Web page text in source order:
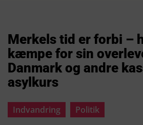
Merkels tid er forbi –
kæmpe for sin
Danmark og andre
asylkurs
Indvandring Politik